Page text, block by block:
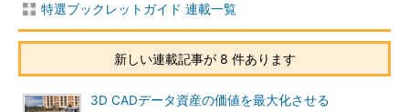
特選ブックレットガイド 連載一覧
新しい連載記事が 8 件あります
3D CADデータ資産の価値を最大化させる